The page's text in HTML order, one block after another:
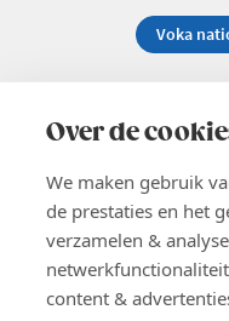
Over de
We maken gebruik
de prestaties en het
verzamelen &
content &
02 229 81 11